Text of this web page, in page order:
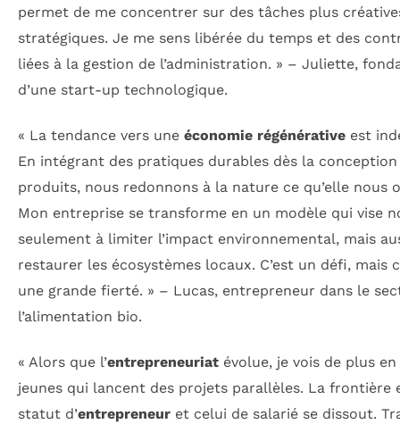
permet de me concentrer sur des tâches plus
stratégiques. Je me sens libérée du temps et des
liées à la gestion de l’administration. » – Juliette,
d’une start-up technologique.
« La tendance vers une économie régénérative est
En intégrant des pratiques durables dès la
produits, nous redonnons à la nature ce qu’elle nous
Mon entreprise se transforme en un modèle qui vise
seulement à limiter l’impact environnemental, mais
restaurer les écosystèmes locaux. C’est un défi, mais
une grande fierté. » – Lucas, entrepreneur dans le
l’alimentation bio.
« Alors que l’entrepreneuriat évolue, je vois de plus
jeunes qui lancent des projets parallèles. La frontière
statut d’entrepreneur et celui de salarié se dissout.